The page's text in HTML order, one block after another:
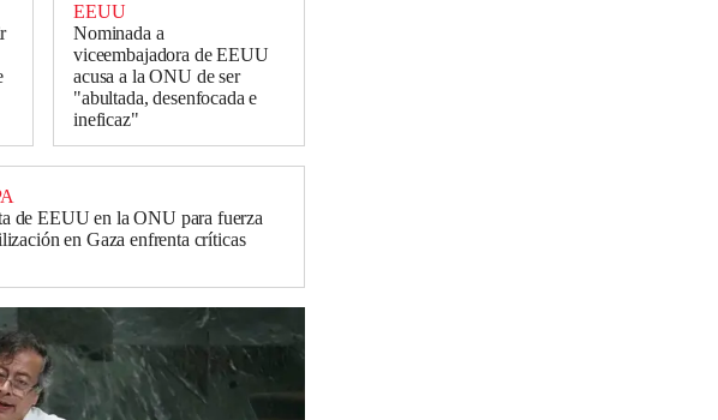
EEUU
Nominada a
viceembajadora de EEUU
acusa a la ONU de ser
"abultada, desenfocada e
ineficaz"
de EEUU en la ONU para fuerza
en Gaza enfrenta críticas